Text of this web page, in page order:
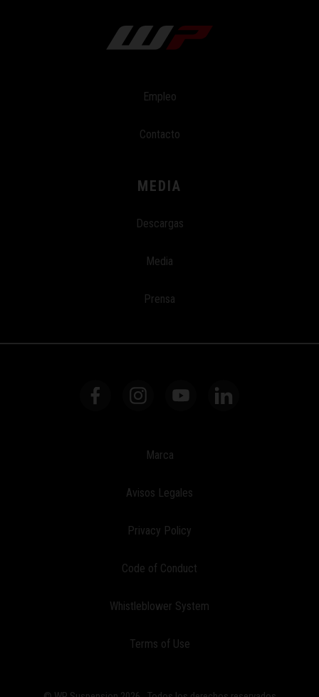
Empleo
Contacto
MEDIA
Descargas
Media
Prensa
Marca
Avisos Legales
Privacy Policy
Code of Conduct
Whistleblower System
Terms of Use